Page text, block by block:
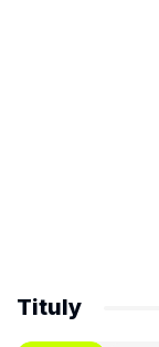
Tituly